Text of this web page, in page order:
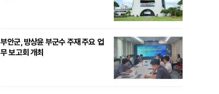
부안군, 방상윤 부군수 주재 주요 업
무 보고회 개최